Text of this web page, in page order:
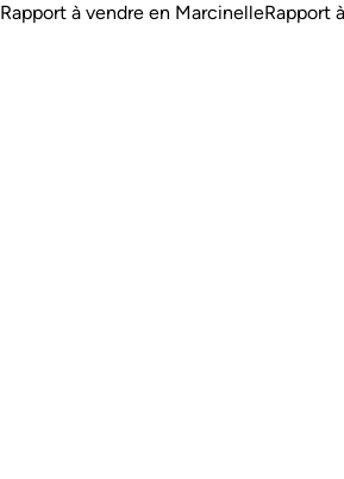
Rapport à vendre en MarcinelleRapport